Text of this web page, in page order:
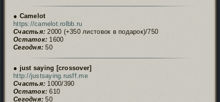
● Camelot
https://camelot.rolbb.ru
Счастья: 2000 (+350 листовок в подарок)/750
Остаток: 1600
Сегодня: 50
● just saying [crossover]
http://justsaying.rusff.me
Счастья: 1000/390
Остаток: 610
Сегодня: 50